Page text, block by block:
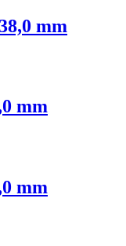
mm
mm
mm